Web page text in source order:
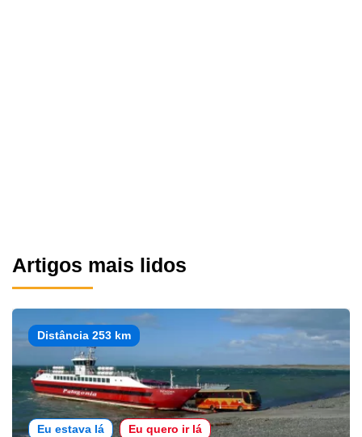
Artigos mais lidos
Distância 253 km
Eu estava lá Eu quero ir lá